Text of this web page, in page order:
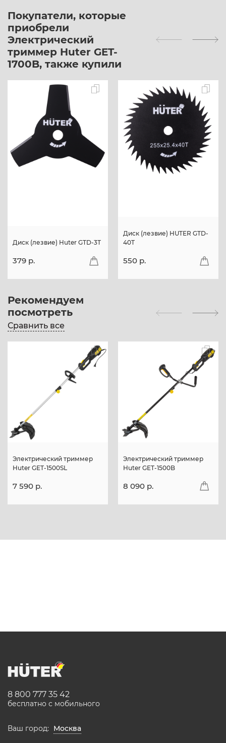
Покупатели, которые
приобрели
Электрический
триммер Huter GET-
1700B, также купили
Диск (лезвие) Huter GTD-3T
379 p.
Диск (лезвие) HUTER GTD-
40T
550 p.
Рекомендуем
посмотреть
Сравнить все
Электрический триммер
Huter GET-1500SL
7 590 p.
Электрический триммер
Huter GET-1500B
8 090 p.
8 800 777 35 42
бесплатно с мобильного
Ваш город: Москва